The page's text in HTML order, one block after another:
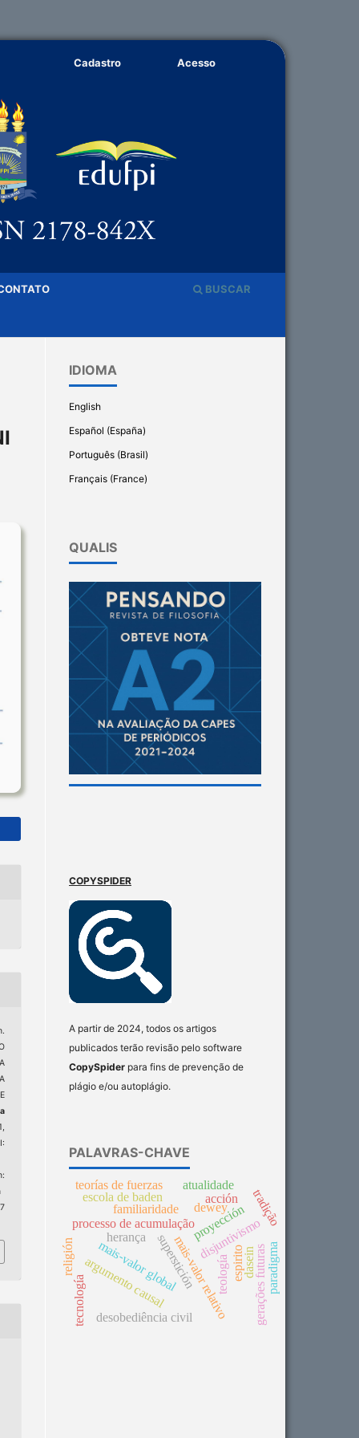
BUSCAR
Cadastro Acesso
IDIOMA
English
Español (España)
Português (Brasil)
Français (France)
QUALIS
COPYSPIDER
A partir de 2024, todos os artigos
publicados terão revisão pelo software
CopySpider para fins de prevenção de
plágio e/ou autoplágio.
PALAVRAS-CHAVE
argumento causalsuperstición
proyección
processo de acumulação
mais-valor globalmais-valor relativo
disjuntivismo
religión
tecnología
dewey
teologíaespirito
familiaridade
desobediência civil
escola de baden
dasein
herança
tradição
gerações futuras
teorías de fuerzas
acción
atualidade
paradigma